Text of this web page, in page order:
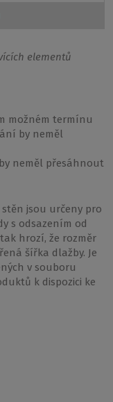
elementů
možném termínu
by neměl
neměl přesáhnout
jsou určeny pro
s odsazením od
tak hrozí, že rozměr
šířka dlažby. Je
v souboru
k dispozici ke